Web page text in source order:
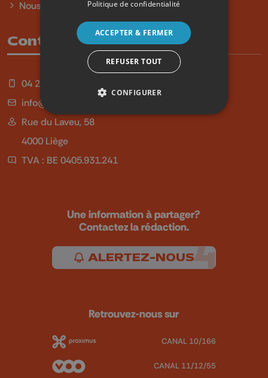
Nous contacter
Contact
04 254 99 99
info@qu4tre.be
Rue du Laveu, 58
4000 Liège
TVA : BE 0405.931.241
Une information à partager?
Contactez la rédaction.
ALERTEZ-NOUS
Retrouvez-nous sur
CANAL 10/166
CANAL 11/12/55
Politique de confidentialité
ACCEPTER & FERMER
REFUSER TOUT
CONFIGURER